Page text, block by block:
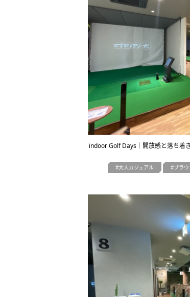
indoor Golf Days｜開放感と落ち着
大人カジュアル ブラウ